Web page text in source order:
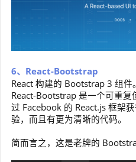
6、React-Bootstrap
React 构建的 Bootstrap 3 组件。
React-Bootstrap 是一个可重
过 Facebook 的 React.js 框架
验，而且有更为清晰的代码。
简而言之，这是老牌的